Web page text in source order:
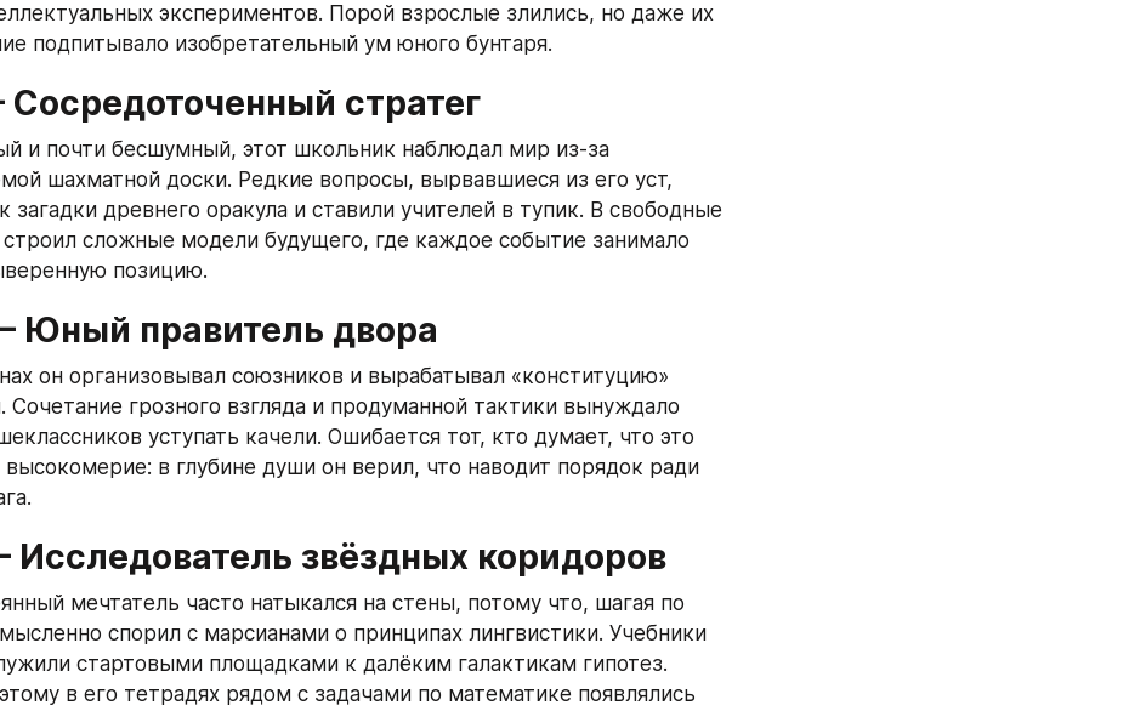
экспериментов. Порой взрослые злились, но даже их
подпитывало изобретательный ум юного бунтаря.
Сосредоточенный стратег
и почти бесшумный, этот школьник наблюдал мир из-за
шахматной доски. Редкие вопросы, вырвавшиеся из его уст,
загадки древнего оракула и ставили учителей в тупик. В свободные
сложные модели будущего, где каждое событие занимало
позицию.
Юный правитель двора
он организовывал союзников и вырабатывал «конституцию»
Сочетание грозного взгляда и продуманной тактики вынуждало
уступать качели. Ошибается тот, кто думает, что это
в глубине души он верил, что наводит порядок ради
Исследователь звёздных коридоров
мечтатель часто натыкался на стены, потому что, шагая по
спорил с марсианами о принципах лингвистики. Учебники
стартовыми площадками к далёким галактикам гипотез.
в его тетрадях рядом с задачами по математике появлялись